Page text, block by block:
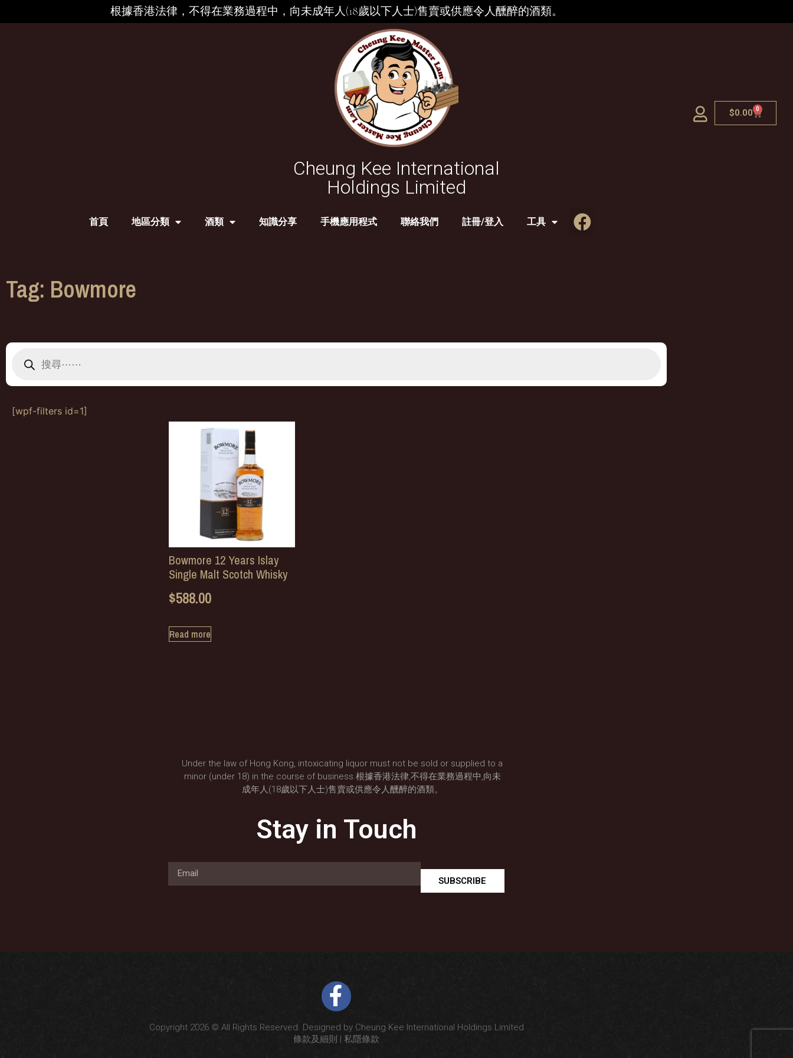
根據香港法律，不得在業務過程中，向未成年人(18歲以下人士)售賣或供應令人醺醉的酒類。
Cheung Kee International
Holdings Limited
$0.00 0
首頁 地區分類 酒類 知識分享 手機應用程式 聯絡我們 註冊/登入 工具
Tag: Bowmore
[wpf-filters id=1]
Bowmore 12 Years Islay
Single Malt Scotch Whisky
$588.00
Read more
Under the law of Hong Kong, intoxicating liquor must not be sold or supplied to a
minor (under 18) in the course of business.根據香港法律,不得在業務過程中,向未
成年人(18歲以下人士)售賣或供應令人醺醉的酒類。
Stay in Touch
SUBSCRIBE
Copyright 2026 © All Rights Reserved. Designed by Cheung Kee International Holdings Limited
條款及細則 | 私隱條款